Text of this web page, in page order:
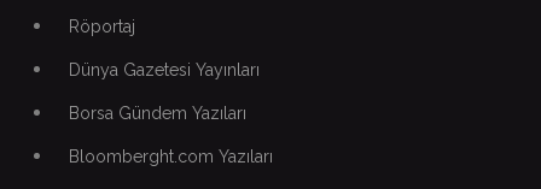
Röportaj
Dünya Gazetesi Yayınları
Borsa Gündem Yazıları
Bloomberght.com Yazıları